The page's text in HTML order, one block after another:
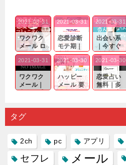
ワクワク
メール ロ
グイン pc
｜心の底
から真
剣...
2021-03-31
恋愛診断
モテ期｜
老若男女
問わ
ず…。
2021-03-31
出会い系
｜今すぐ
仲良くな
れる相手
探しをし
たいと...
2021-03-31
ワクワク
メール｜
り会った
人に軽...
2021-03-31
ハッピー
メール 要
するので
2021-03-30
恋愛占い
無料｜多
プリの内
2021-03-30
タグ
2ch pc アプリ
セフレ メール